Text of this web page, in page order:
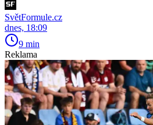
SvětFormule.cz
dnes, 18:09
9 min
Reklama